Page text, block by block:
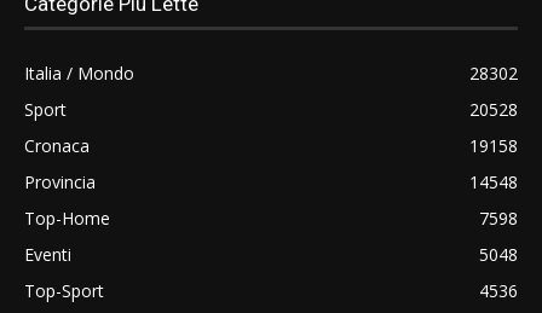
Italia / Mondo
28302
Sport
20528
Cronaca
19158
Provincia
14548
Top-Home
7598
Eventi
5048
Top-Sport
4536